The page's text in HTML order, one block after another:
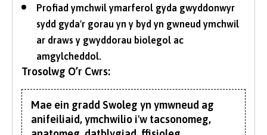
Profiad ymchwil ymarferol gyda gwyddonwyr
sydd gyda'r gorau yn y byd yn gwneud ymchwil
ar draws y gwyddorau biolegol ac
amgylcheddol.
Trosolwg O’r Cwrs:
Mae ein gradd Swoleg yn ymwneud ag
anifeiliaid, ymchwilio i'w tacsonomeg,